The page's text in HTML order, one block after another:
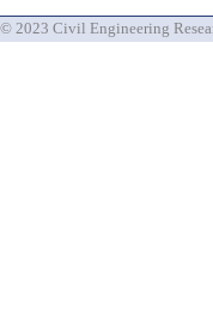
© 2023 Civil Engineering